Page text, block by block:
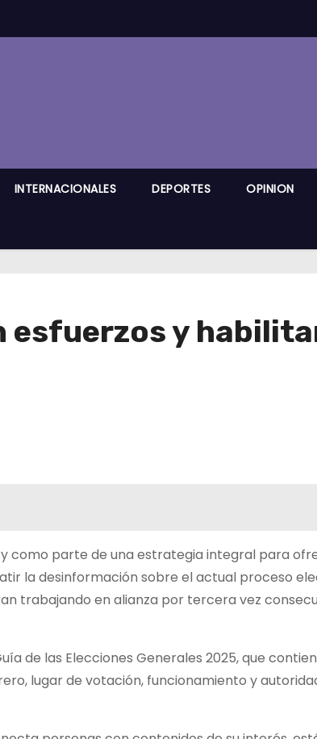
INTERNACIONALES DEPORTES OPINION
esfuerzos y
y como parte de una estrategia integral para
la desinformación sobre el actual proceso
trabajando en alianza por tercera vez
de las Elecciones Generales 2025, que
lugar de votación, funcionamiento y